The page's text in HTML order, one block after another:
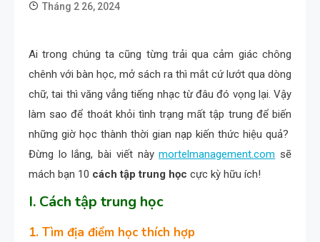
Tháng 2 26, 2024
Ai trong chúng ta cũng từng trải qua cảm giác chông
chênh với bàn học, mở sách ra thì mắt cứ lướt qua dòng
chữ, tai thì văng vẳng tiếng nhạc từ đâu đó vọng lại. Vậy
làm sao để thoát khỏi tình trạng mất tập trung để biến
những giờ học thành thời gian nạp kiến thức hiệu quả?
Đừng lo lắng, bài viết nàymortelmanagement.com sẽ
mách bạn 10 cách tập trung học cực kỳ hữu ích!
I. Cách tập trung học
1. Tìm địa điểm học thích hợp